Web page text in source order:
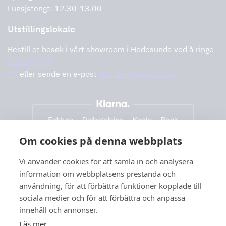
Om cookies på denna webbplats
Vi använder cookies för att samla in och analysera
information om webbplatsens prestanda och
användning, för att förbättra funktioner kopplade till
sociala medier och för att förbättra och anpassa
innehåll och annonser.
Läs mer
Lunsjstengt: 12.30-13.00
Utstillingslokale
Bestill et besøk i vårt showroom i Hedesunda ved å ringe
0291-47 77
74 eller sende en e-post til order@tovenco.se.